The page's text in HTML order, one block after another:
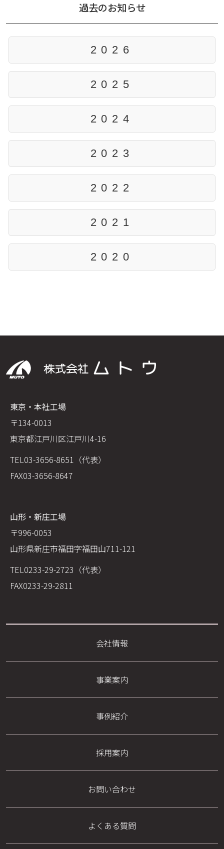
過去のお知らせ
2026
2025
2024
2023
2022
2021
2020
東京・本社工場
〒134-0013
東京都江戸川区江戸川4-16
TEL03-3656-8651（代表）
FAX03-3656-8647
山形・新庄工場
〒996-0053
山形県新庄市福田字福田山711-121
TEL0233-29-2723（代表）
FAX0233-29-2811
会社情報
事業案内
事例紹介
採用案内
お問い合わせ
よくある質問